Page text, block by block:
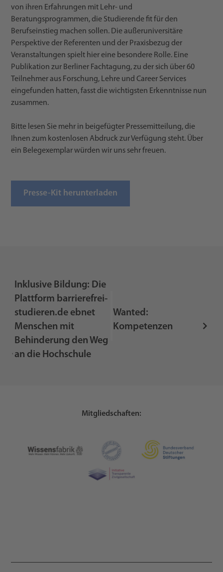
von ihren Erfahrungen mit Lehr- und
Beratungsprogrammen, die Studierende fit für den
Berufseinstieg machen sollen. Die außeruniversitäre
Perspektive der Referenten und der Praxisbezug der
Veranstaltungen spielt hier eine besondere Rolle. Eine
Publikation zur Berliner Fachtagung, zu der sich über 60
Teilnehmer aus Forschung, Lehre und Career Services
eingefunden hatten, fasst die wichtigsten Erkenntnisse nun
zusammen.
Bitte lesen Sie mehr in beigefügter Pressemitteilung, die
Ihnen zum kostenlosen Abdruck zur Verfügung steht. Über
ein Belegexemplar würden wir uns sehr freuen.
Presse-Kit herunterladen
Inklusive Bildung: Die
Plattform barrierefrei-
studieren.de ebnet
Menschen mit
Behinderung den Weg
an die Hochschule
Wanted:
Kompetenzen
Mitgliedschaften: